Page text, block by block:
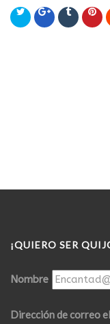
¡QUIERO SER
Nombre
Dirección de correo